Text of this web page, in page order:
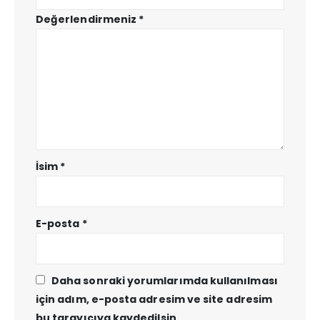
Değerlendirmeniz *
İsim *
E-posta *
Daha sonraki yorumlarımda kullanılması
için adım, e-posta adresim ve site adresim